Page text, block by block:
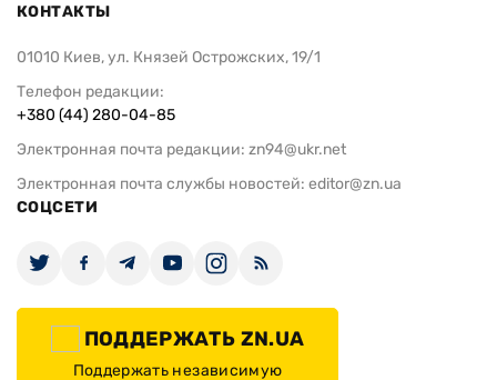
КОНТАКТЫ
01010 Киев, ул. Князей Острожских, 19/1
Телефон редакции:
+380 (44) 280-04-85
Электронная почта редакции: zn94@ukr.net
Электронная почта службы новостей: editor@zn.ua
СОЦСЕТИ
ПОДДЕРЖАТЬ ZN.UA
Поддержать независимую